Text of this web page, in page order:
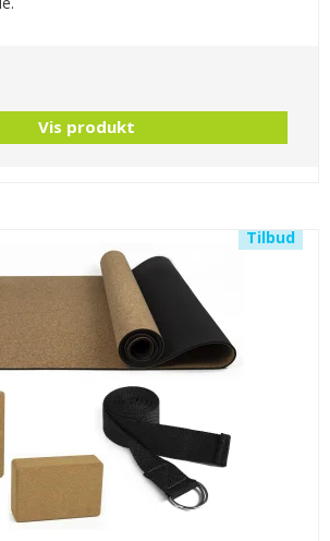
Vis produkt
Tilbud